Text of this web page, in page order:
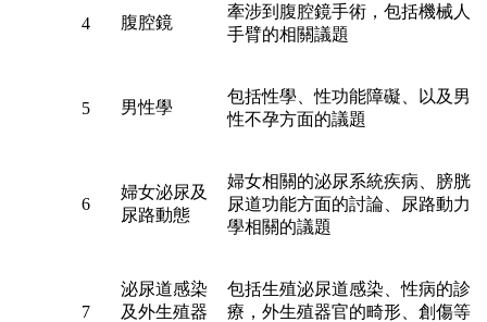
4 腹腔鏡
牽涉到腹腔鏡手術，包括機械人
手臂的相關議題
5 男性學
包括性學、性功能障礙、以及男
性不孕方面的議題
6
婦女泌尿及
尿路動態
婦女相關的泌尿系統疾病、膀胱
尿道功能方面的討論、尿路動力
學相關的議題
7
泌尿道感染
及外生殖器
包括生殖泌尿道感染、性病的診
療，外生殖器官的畸形、創傷等